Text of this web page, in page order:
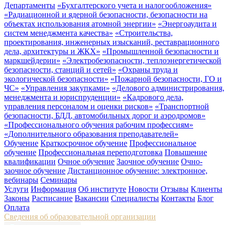
Департаменты «Бухгалтерского учета и налогообложения»
«Радиационной и ядерной безопасности, безопасности на
объектах использования атомной энергии» «Энергоаудита и
систем менеджмента качества» «Строительства,
проектирования, инженерных изысканий, реставрационного
дела, архитектуры и ЖКХ» «Промышленной безопасности и
маркшейдерии» «Электробезопасности, теплоэнергетической
безопасности, станций и сетей» «Охраны труда и
экологической безопасности» «Пожарной безопасности, ГО и
ЧС» «Управления закупками» «Делового администрирования,
менеджмента и юриспруденции» «Кадрового дела,
управления персоналом и оценки рисков» «Транспортной
безопасности, БДД, автомобильных дорог и аэродромов»
«Профессионального обучения рабочим профессиям»
«Дополнительного образования преподавателей»
Обучение Краткосрочное обучение Профессиональное
обучение Профессиональная переподготовка Повышение
квалификации Очное обучение Заочное обучение Очно-
заочное обучение Дистанционное обучение: электронное,
вебинары Семинары
Услуги Информация Об институте Новости Отзывы Клиенты
Законы Расписание Вакансии Специалисты Контакты Блог
Оплата
Сведения об образовательной организации